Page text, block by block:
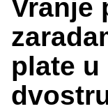
Vranje
plate u